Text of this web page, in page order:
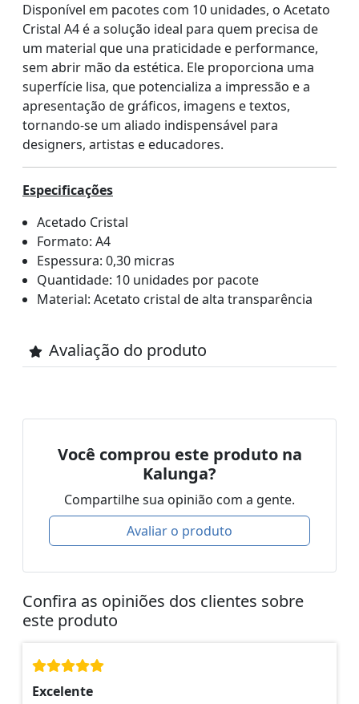
Disponível em pacotes com 10 unidades, o Acetato
Cristal A4 é a solução ideal para quem precisa de
um material que una praticidade e performance,
sem abrir mão da estética. Ele proporciona uma
superfície lisa, que potencializa a impressão e a
apresentação de gráficos, imagens e textos,
tornando-se um aliado indispensável para
designers, artistas e educadores.
Especificações
Acetado Cristal
Formato: A4
Espessura: 0,30 micras
Quantidade: 10 unidades por pacote
Material: Acetato cristal de alta transparência
Avaliação do produto
Você comprou este produto na
Kalunga?
Compartilhe sua opinião com a gente.
Avaliar o produto
Confira as opiniões dos clientes sobre
este produto
Excelente